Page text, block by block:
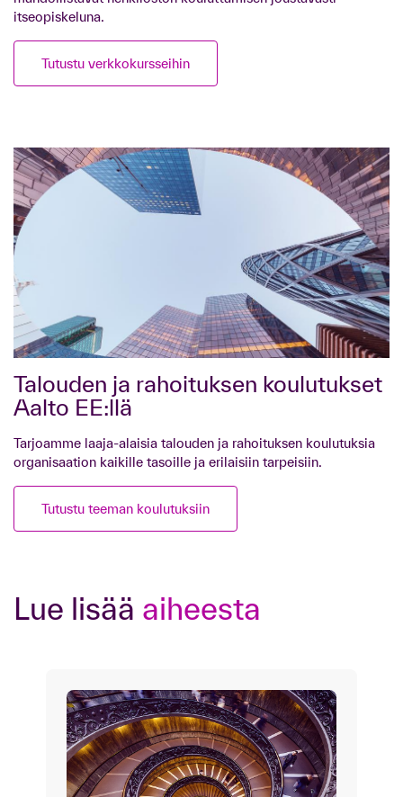
itseopiskeluna.
Tutustu verkkokursseihin
Talouden ja rahoituksen koulutukset
Aalto EE:llä
Tarjoamme laaja-alaisia talouden ja rahoituksen koulutuksia
organisaation kaikille tasoille ja erilaisiin tarpeisiin.
Tutustu teeman koulutuksiin
Lue lisää aiheesta